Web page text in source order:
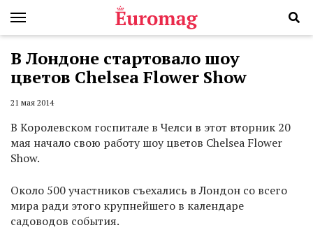
В Лондоне стартовало шоу
цветов Chelsea Flower Show
21 мая 2014
В Королевском госпитале в Челси в этот вторник 20
мая начало свою работу шоу цветов Chelsea Flower
Show.
Около 500 участников съехались в Лондон со всего
мира ради этого крупнейшего в календаре
садоводов события.